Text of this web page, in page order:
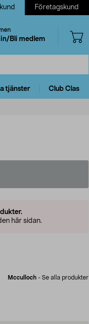
Företagskund
in/Bli medlem
tjänster Club Clas
här sidan.
Mcculloch - Se alla produkter